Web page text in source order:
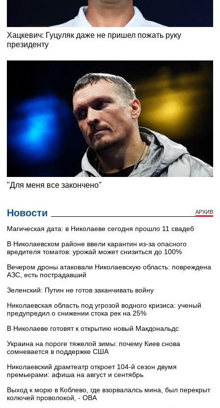
Новости АРХИВ
Магическая дата: в Николаеве сегодня прошло 11 свадеб
В Николаевском районе ввели карантин из-за опасного
вредителя томатов: урожай может снизиться до 100%
Вечером дроны атаковали Николаевскую область: повреждена
АЗС, есть пострадавший
Зеленский: Путин не готов заканчивать войну
Николаевская область под угрозой водного кризиса: ученый
предупредил о снижении стока рек на 25%
В Николаеве готовят к открытию новый Макдональдс
Украина на пороге тяжелой зимы: почему Киев снова
сомневается в поддержке США
Николаевский драмтеатр откроет 104-й сезон двумя
премьерами: афиша на август и сентябрь
Выход к морю в Коблево, где взорвалалсь мина, был перекрыт
колючей проволокой, - ОВА